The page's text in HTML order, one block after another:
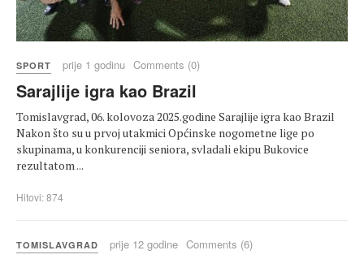
SPORT prije 1 godinu Comments (0)
Sarajlije igra kao Brazil
Tomislavgrad, 06. kolovoza 2025.godine Sarajlije igra kao Brazil
Nakon što su u prvoj utakmici Općinske nogometne lige po
skupinama, u konkurenciji seniora, svladali ekipu Bukovice
rezultatom ...
Hitovi: 874
TOMISLAVGRAD prije 12 godine Comments (6)